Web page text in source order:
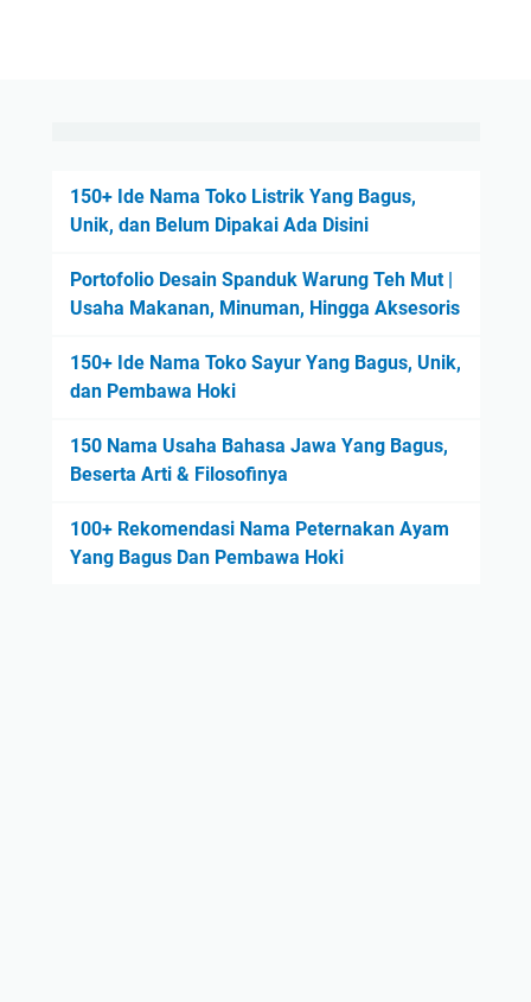
150+ Ide Nama Toko Listrik Yang Bagus,
Unik, dan Belum Dipakai Ada Disini
Portofolio Desain Spanduk Warung Teh Mut |
Usaha Makanan, Minuman, Hingga Aksesoris
150+ Ide Nama Toko Sayur Yang Bagus, Unik,
dan Pembawa Hoki
150 Nama Usaha Bahasa Jawa Yang Bagus,
Beserta Arti & Filosofinya
100+ Rekomendasi Nama Peternakan Ayam
Yang Bagus Dan Pembawa Hoki